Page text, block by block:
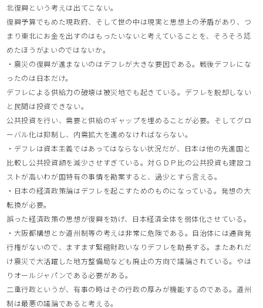
北復興という考えは出てこない。
復興予算でもめた現政府、そして世の中は現実と思想上の矛盾があり、つ
まり東北にお金を出すのはもったいないと考えていることを、そろそろ認
めたほうがよいのではないか。
・震災の復興が進まないのはデフレが大きな要因である。戦後デフレにな
ったのは日本だけ。
デフレによる供給力の破壊は被災地でも起きている。デフレを脱却しない
と民間は投資できない。
公共投資を行い、需要と供給のギャップを埋めることが必要。そしてグロ
ーバル化は抑制し、内需拡大を進めなければならない。
・デフレは資本主義ではあってはならない状況だが、日本は他の先進国と
比較し公共投資額を減少させすぎている。対ＧＤＰ比の公共投資も建設コ
ストが高いわが国特有の事情を勘案すると、過少とすら言える。
・日本の経済政策論はデフレを起こすためのものになっている。発想の大
転換が必要。
誤った経済政策の思想が復興を妨げ、日本経済全体を弱体化させている。
・大阪都構想とか道州制等の考えは非常に危険である。自治体には通貨発
行権がないので、ますます緊縮財政いなりデフレを助長する。またあれだ
け震災で大活躍した地方整備局なども廃止の方向で議論されている。やは
りオールジャパンである必要がある。
二重行政というが、有事の時はその行政の厚みが機能するのである。道州
制は最悪の議論であると考える。